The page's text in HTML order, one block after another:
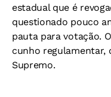
estadual que é
questionado pouco
pauta para votação.
cunho regulamentar,
Supremo.